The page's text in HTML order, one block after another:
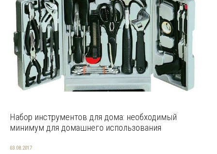
Набор инструментов для дома: необходимый
минимум для домашнего использования
03.08.2017